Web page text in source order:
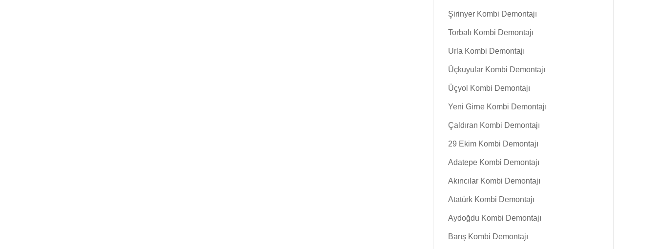
Şirinyer Kombi Demontajı
Torbalı Kombi Demontajı
Urla Kombi Demontajı
Üçkuyular Kombi Demontajı
Üçyol Kombi Demontajı
Yeni Girne Kombi Demontajı
Çaldıran Kombi Demontajı
29 Ekim Kombi Demontajı
Adatepe Kombi Demontajı
Akıncılar Kombi Demontajı
Atatürk Kombi Demontajı
Aydoğdu Kombi Demontajı
Barış Kombi Demontajı